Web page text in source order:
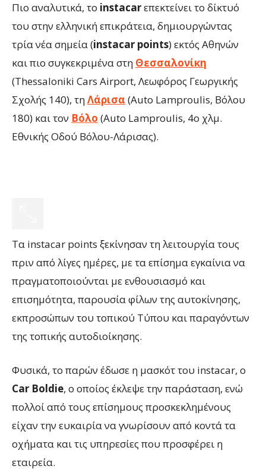
Πιο αναλυτικά, το instacarεπεκτείνει το δίκτυό
του στην ελληνική επικράτεια, δημιουργώντας
τρία νέα σημεία (instacar points) εκτός Αθηνών
και πιο συγκεκριμένα στη Θεσσαλονίκη
(Thessaloniki Cars Airport, Λεωφόρος Γεωργικής
Σχολής 140), τηΛάρισα (Auto Lamproulis, Βόλου
180) και τον Βόλο (Auto Lamproulis, 4ο χλμ.
Εθνικής Οδού Βόλου-Λάρισας).
Τα instacar points ξεκίνησαν τη λειτουργία τους
πριν από λίγες ημέρες, με τα επίσημα εγκαίνια να
πραγματοποιούνται με ενθουσιασμό και
επισημότητα, παρουσία φίλων της αυτοκίνησης,
εκπροσώπων του τοπικού Τύπου και παραγόντων
της τοπικής αυτοδιοίκησης.
Φυσικά, το παρών έδωσε η μασκότ του instacar, ο
Car Boldie, ο οποίος έκλεψε την παράσταση, ενώ
πολλοί από τους επίσημους προσκεκλημένους
είχαν την ευκαιρία να γνωρίσουν από κοντά τα
οχήματα και τις υπηρεσίες που προσφέρει η
εταιρεία.